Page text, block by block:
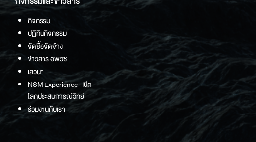
กิจกรรม
ปฏิทินกิจกรรม
จัดซื้อจัดจ้าง
ข่าวสาร อพวช.
เสวนา
NSM Experience | เปิด
โลกประสบการณ์วิทย์
ร่วมงานกับเรา